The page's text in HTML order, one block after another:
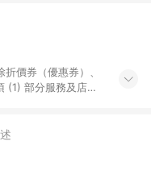
電子書，請詳閱
帳，才享有 LINE